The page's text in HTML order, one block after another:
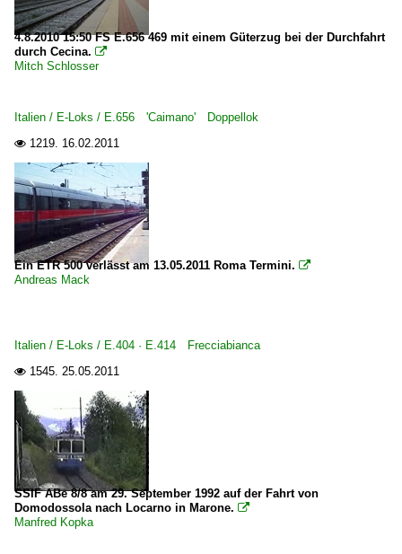
4.8.2010 15:50 FS E.656 469 mit einem Güterzug bei der Durchfahrt
durch Cecina. 
Mitch Schlosser
Italien / E-Loks / E.656 'Caimano' Doppellok
 1219. 16.02.2011
Ein ETR 500 verlässt am 13.05.2011 Roma Termini. 
Andreas Mack
Italien / E-Loks / E.404 · E.414 Frecciabianca
 1545. 25.05.2011
SSIF ABe 8/8 am 29. September 1992 auf der Fahrt von
Domodossola nach Locarno in Marone. 
Manfred Kopka